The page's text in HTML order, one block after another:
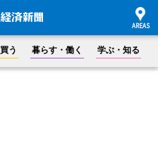
買う 暮らす・働く 学ぶ・知る